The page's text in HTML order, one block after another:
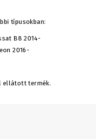
típusokban:
B8 2014-
2016-
ellátott termék.